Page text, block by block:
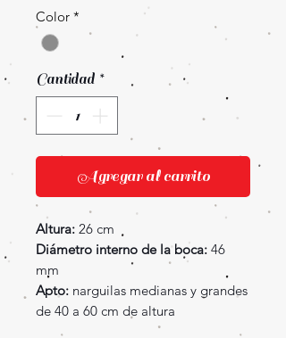
Color *
Cantidad *
Agregar al carrito
Altura: 26 cm
Diámetro interno de la boca: 46
mm
Apto: narguilas medianas y grandes
de 40 a 60 cm de altura